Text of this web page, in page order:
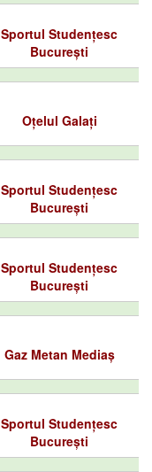
Sportul Studențesc
București
Oțelul Galați
Sportul Studențesc
București
Sportul Studențesc
București
Gaz Metan Mediaș
Sportul Studențesc
București